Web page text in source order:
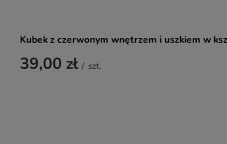
Kubek z czerwonym wnętrzem i uszkiem w
39,00 zł / szt.